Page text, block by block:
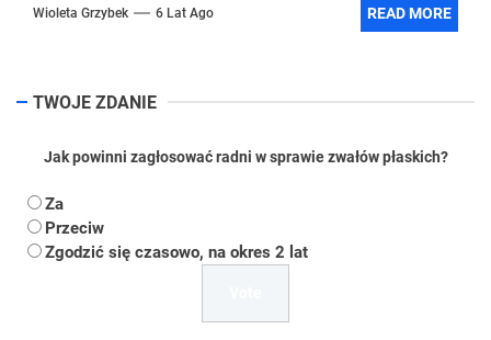
Wioleta Grzybek 6 Lat Ago READ MORE
TWOJE ZDANIE
Jak powinni zagłosować radni w sprawie zwałów płaskich?
Za
Przeciw
Zgodzić się czasowo, na okres 2 lat